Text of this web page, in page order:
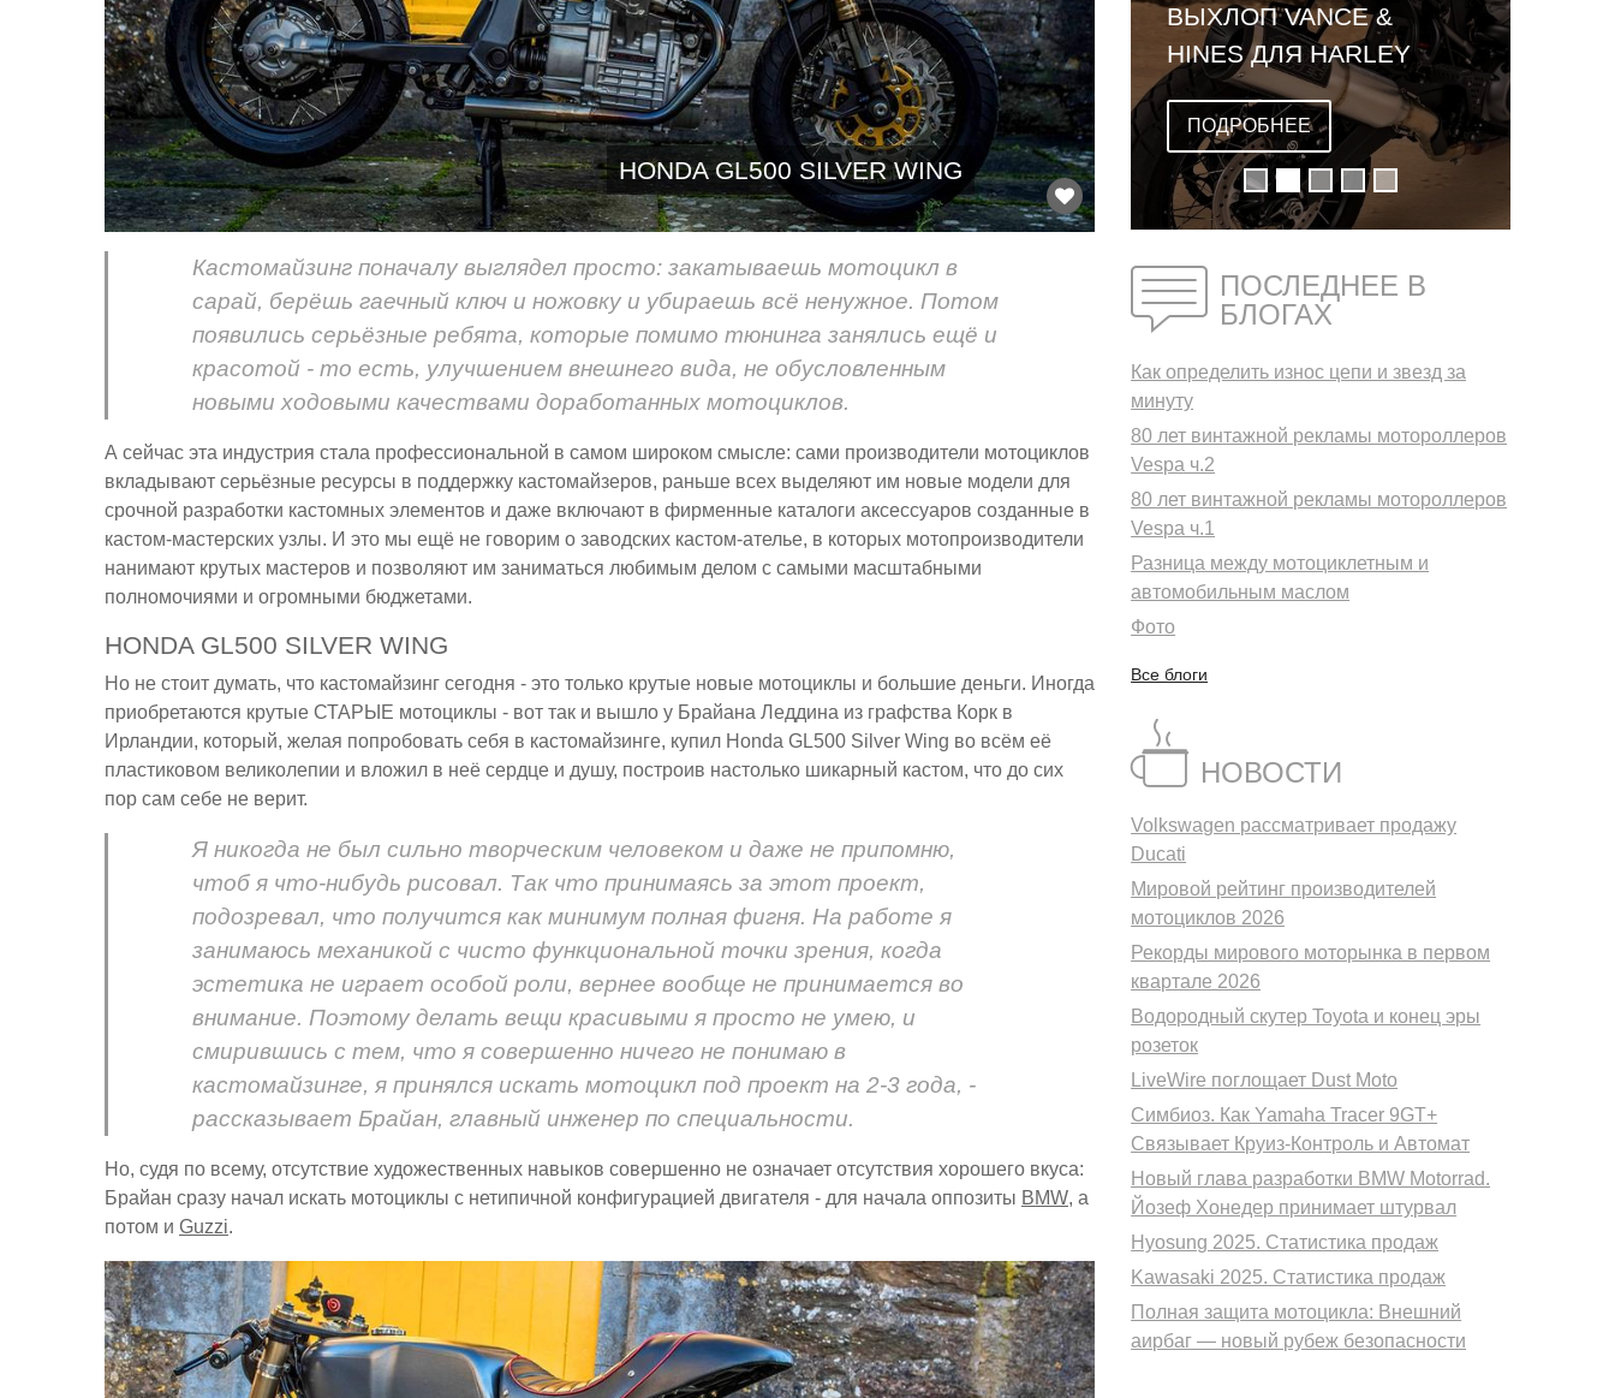
HONDA GL500 SILVER WING
Кастомайзинг поначалу выглядел просто: закатываешь мотоцикл в
сарай, берёшь гаечный ключ и ножовку и убираешь всё ненужное. Потом
появились серьёзные ребята, которые помимо тюнинга занялись ещё и
красотой - то есть, улучшением внешнего вида, не обусловленным
новыми ходовыми качествами доработанных мотоциклов.
А сейчас эта индустрия стала профессиональной в самом широком смысле: сами производители мотоциклов
вкладывают серьёзные ресурсы в поддержку кастомайзеров, раньше всех выделяют им новые модели для
срочной разработки кастомных элементов и даже включают в фирменные каталоги аксессуаров созданные в
кастом-мастерских узлы. И это мы ещё не говорим о заводских кастом-ателье, в которых мотопроизводители
нанимают крутых мастеров и позволяют им заниматься любимым делом с самыми масштабными
полномочиями и огромными бюджетами.
HONDA GL500 SILVER WING
Но не стоит думать, что кастомайзинг сегодня - это только крутые новые мотоциклы и большие деньги. Иногда
приобретаются крутые СТАРЫЕ мотоциклы - вот так и вышло у Брайана Леддина из графства Корк в
Ирландии, который, желая попробовать себя в кастомайзинге, купил Honda GL500 Silver Wing во всём её
пластиковом великолепии и вложил в неё сердце и душу, построив настолько шикарный кастом, что до сих
пор сам себе не верит.
Я никогда не был сильно творческим человеком и даже не припомню,
чтоб я что-нибудь рисовал. Так что принимаясь за этот проект,
подозревал, что получится как минимум полная фигня. На работе я
занимаюсь механикой с чисто функциональной точки зрения, когда
эстетика не играет особой роли, вернее вообще не принимается во
внимание. Поэтому делать вещи красивыми я просто не умею, и
смирившись с тем, что я совершенно ничего не понимаю в
кастомайзинге, я принялся искать мотоцикл под проект на 2-3 года, -
рассказывает Брайан, главный инженер по специальности.
Но, судя по всему, отсутствие художественных навыков совершенно не означает отсутствия хорошего вкуса:
Брайан сразу начал искать мотоциклы с нетипичной конфигурацией двигателя - для начала оппозиты BMW, а
потом и Guzzi.
ВЫХЛОП VANCE &
HINES ДЛЯ HARLEY
DAVIDSON PAN AMERICA
ПОДРОБНЕЕ
ПОСЛЕДНЕЕ В
БЛОГАХ
Как определить износ цепи и звезд за
минуту
80 лет винтажной рекламы мотороллеров
Vespa ч.2
80 лет винтажной рекламы мотороллеров
Vespa ч.1
Разница между мотоциклетным и
автомобильным маслом
Фото
Все блоги
НОВОСТИ
Volkswagen рассматривает продажу
Ducati
Мировой рейтинг производителей
мотоциклов 2026
Рекорды мирового моторынка в первом
квартале 2026
Водородный скутер Toyota и конец эры
розеток
LiveWire поглощает Dust Moto
Симбиоз. Как Yamaha Tracer 9GT+
Связывает Круиз-Контроль и Автомат
Новый глава разработки BMW Motorrad.
Йозеф Хонедер принимает штурвал
Hyosung 2025. Статистика продаж
Kawasaki 2025. Статистика продаж
Полная защита мотоцикла: Внешний
аирбаг — новый рубеж безопасности